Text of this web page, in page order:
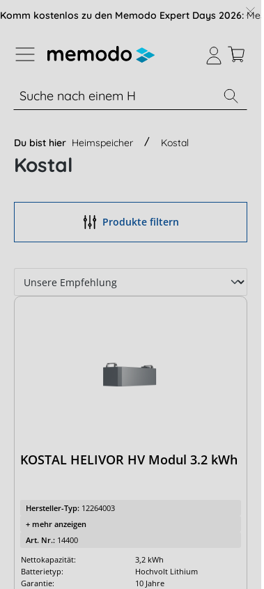
der B2B-Plattform springen
Komm kostenlos zu den Memodo Expert Days 2026:
% Sale Module Wechselrichter
Du bist hier Heimspeicher Kostal
Kostal
Produkte filtern
KOSTAL HELIVOR HV Modul 3.2 kWh
Hersteller-Typ: 12264003
+ mehr anzeigen
Art. Nr.: 14400
Nettokapazität:
3,2 kWh
Batterietyp:
Hochvolt Lithium
Garantie:
10 Jahre